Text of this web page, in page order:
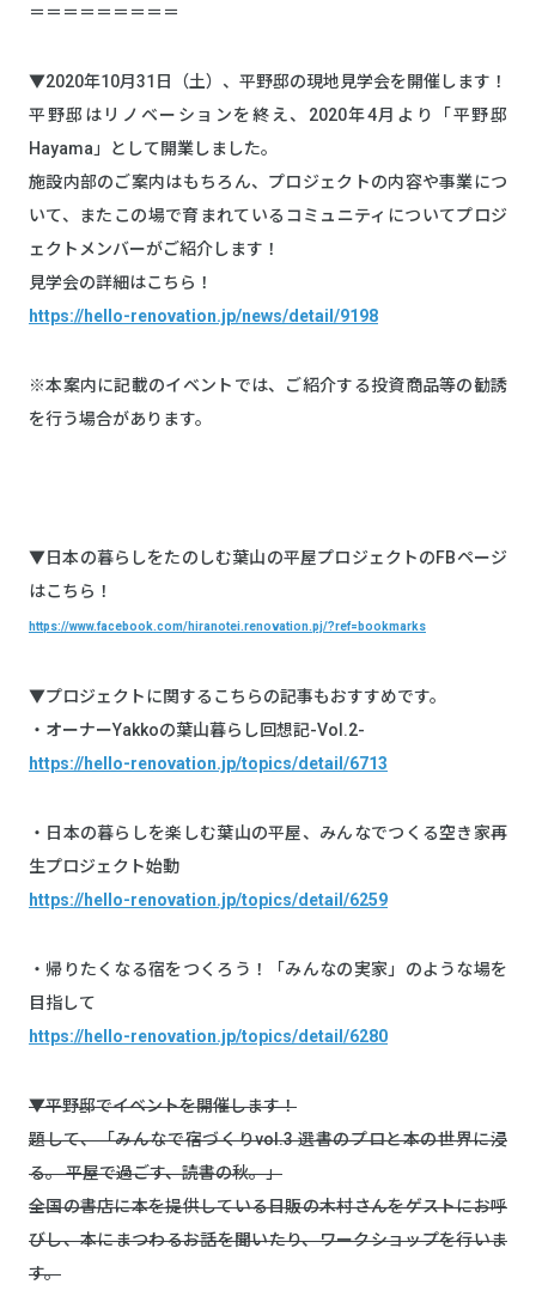
＝＝＝＝＝＝＝＝＝
▼2020年10月31日（土）、平野邸の現地見学会を開催します！
平野邸はリノベーションを終え、2020年4月より「平野邸
Hayama」として開業しました。
施設内部のご案内はもちろん、プロジェクトの内容や事業につ
いて、またこの場で育まれているコミュニティについてプロジ
ェクトメンバーがご紹介します！
見学会の詳細はこちら！
https://hello-renovation.jp/news/detail/9198
※本案内に記載のイベントでは、ご紹介する投資商品等の勧誘
を行う場合があります。
▼日本の暮らしをたのしむ葉山の平屋プロジェクトのFBページ
はこちら！
https://www.facebook.com/hiranotei.renovation.pj/?ref=bookmarks
▼プロジェクトに関するこちらの記事もおすすめです。
・オーナーYakkoの葉山暮らし回想記-Vol.2-
https://hello-renovation.jp/topics/detail/6713
・日本の暮らしを楽しむ葉山の平屋、みんなでつくる空き家再
生プロジェクト始動
https://hello-renovation.jp/topics/detail/6259
・帰りたくなる宿をつくろう！「みんなの実家」のような場を
目指して
https://hello-renovation.jp/topics/detail/6280
▼平野邸でイベントを開催します！
題して、「みんなで宿づくりvol.3 選書のプロと本の世界に浸
る。 平屋で過ごす、読書の秋。」
全国の書店に本を提供している日販の木村さんをゲストにお呼
びし、本にまつわるお話を聞いたり、ワークショップを行いま
す。